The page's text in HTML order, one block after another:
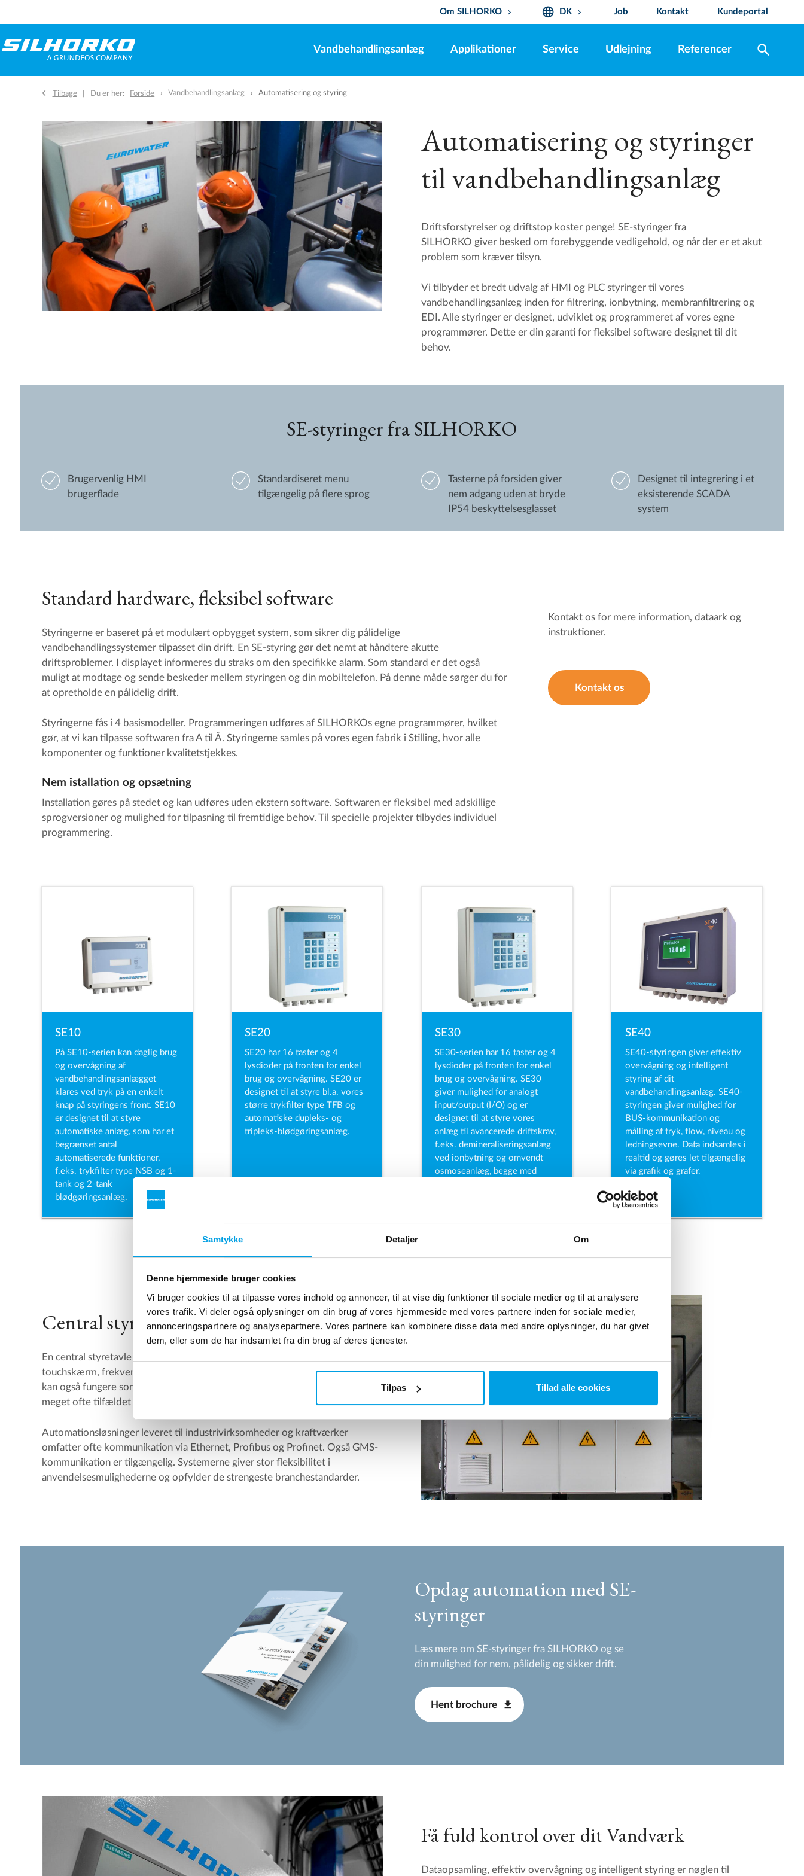
Samtykke Detaljer Om
Denne hjemmeside bruger cookies
Vi bruger cookies til at tilpasse vores indhold og annoncer, til at vise dig funktioner til sociale medier og til at analysere
vores trafik. Vi deler også oplysninger om din brug af vores hjemmeside med vores partnere inden for sociale medier,
annonceringspartnere og analysepartnere. Vores partnere kan kombinere disse data med andre oplysninger, du har givet
dem, eller som de har indsamlet fra din brug af deres tjenester.
Tilpas Tillad alle cookies
Om SILHORKO keyboard_arrow_down language DK keyboard_arrow_down Job Kontakt Kundeportal
Vandbehandlingsanlæg Applikationer Service Udlejning Referencer search
Tilbage Du er her: Forside Vandbehandlingsanlæg Automatisering og styring
Automatisering og styringer
til vandbehandlingsanlæg
Driftsforstyrelser og driftstop koster penge! SE-styringer fra
SILHORKO giver besked om forebyggende vedligehold, og når der er et akut
problem som kræver tilsyn.
Vi tilbyder et bredt udvalg af HMI og PLC styringer til vores
vandbehandlingsanlæg inden for filtrering, ionbytning, membranfiltrering og
EDI. Alle styringer er designet, udviklet og programmeret af vores egne
programmører. Dette er din garanti for fleksibel software designet til dit
behov.
SE-styringer fra SILHORKO
Brugervenlig HMI
brugerflade
Standardiseret menu
tilgængelig på flere sprog
Tasterne på forsiden giver
nem adgang uden at bryde
IP54 beskyttelsesglasset
Designet til integrering i et
eksisterende SCADA
system
Standard hardware, fleksibel software
Styringerne er baseret på et modulært opbygget system, som sikrer dig pålidelige
vandbehandlingssystemer tilpasset din drift. En SE-styring gør det nemt at håndtere akutte
driftsproblemer. I displayet informeres du straks om den specifikke alarm. Som standard er det også
muligt at modtage og sende beskeder mellem styringen og din mobiltelefon. På denne måde sørger du for
at opretholde en pålidelig drift.
Styringerne fås i 4 basismodeller. Programmeringen udføres af SILHORKOs egne programmører, hvilket
gør, at vi kan tilpasse softwaren fra A til Å. Styringerne samles på vores egen fabrik i Stilling, hvor alle
komponenter og funktioner kvalitetstjekkes.
Nem istallation og opsætning
Installation gøres på stedet og kan udføres uden ekstern software. Softwaren er fleksibel med adskillige
sprogversioner og mulighed for tilpasning til fremtidige behov. Til specielle projekter tilbydes individuel
programmering.
Kontakt os for mere information, dataark og
instruktioner.
Kontakt os
SE10
På SE10-serien kan daglig brug
og overvågning af
vandbehandlingsanlægget
klares ved tryk på en enkelt
knap på styringens front. SE10
er designet til at styre
automatiske anlæg, som har et
begrænset antal
automatiserede funktioner,
f.eks. trykfilter type NSB og 1-
tank og 2-tank
blødgøringsanlæg.
SE20
SE20 har 16 taster og 4
lysdioder på fronten for enkel
brug og overvågning. SE20 er
designet til at styre bl.a. vores
større trykfilter type TFB og
automatiske dupleks- og
tripleks-blødgøringsanlæg.
SE30
SE30-serien har 16 taster og 4
lysdioder på fronten for enkel
brug og overvågning. SE30
giver mulighed for analogt
input/output (I/O) og er
designet til at styre vores
anlæg til avancerede driftskrav,
f.eks. demineraliseringsanlæg
ved ionbytning og omvendt
osmoseanlæg, begge med
SE40
SE40-styringen giver effektiv
overvågning og intelligent
styring af dit
vandbehandlingsanlæg. SE40-
styringen giver mulighed for
BUS-kommunikation og
målling af tryk, flow, niveau og
ledningsevne. Data indsamles i
realtid og gøres let tilgængelig
via grafik og grafer.
Central styretavle med PLC
En central styretavle omfatter eksempelvis PLC, operatørpanel med
touchskærm, frekvensomformere, motorværn samt diverse måleudstyr og
kan også fungere som forsyningstavle til hele bygningsdelen. Det sidste er
meget ofte tilfældet i forbindelse med vores vandværkløsninger.
Automationsløsninger leveret til industrivirksomheder og kraftværker
omfatter ofte kommunikation via Ethernet, Profibus og Profinet. Også GMS-
kommunikation er tilgængelig. Systemerne giver stor fleksibilitet i
anvendelsesmulighederne og opfylder de strengeste branchestandarder.
Opdag automation med SE-
styringer
Læs mere om SE-styringer fra SILHORKO og se
din mulighed for nem, pålidelig og sikker drift.
Hent brochure
Få fuld kontrol over dit Vandværk
Dataopsamling, effektiv overvågning og intelligent styring er nøglen til